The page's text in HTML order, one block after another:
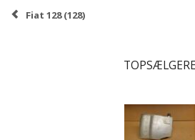
Fiat 128 (128)
TOPSÆLGERE